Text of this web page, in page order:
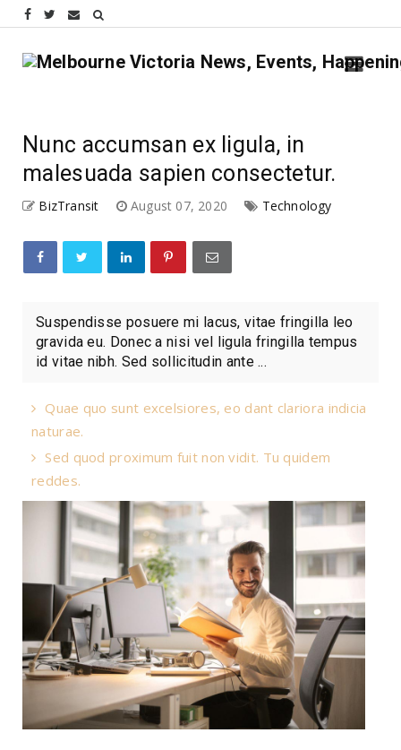
Nunc accumsan ex ligula, in
malesuada sapien consectetur.
BizTransit August 07, 2020 Technology
Suspendisse posuere mi lacus, vitae fringilla leo
gravida eu. Donec a nisi vel ligula fringilla tempus
id vitae nibh. Sed sollicitudin ante ...
Quae quo sunt excelsiores, eo dant clariora indicia
naturae.
Sed quod proximum fuit non vidit. Tu quidem
reddes.